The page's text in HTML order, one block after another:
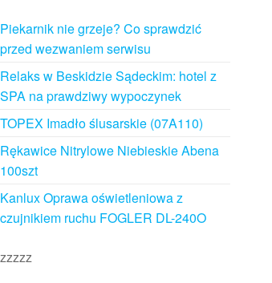
Piekarnik nie grzeje? Co sprawdzić
przed wezwaniem serwisu
Relaks w Beskidzie Sądeckim: hotel z
SPA na prawdziwy wypoczynek
TOPEX Imadło ślusarskie (07A110)
Rękawice Nitrylowe Niebieskie Abena
100szt
Kanlux Oprawa oświetleniowa z
czujnikiem ruchu FOGLER DL-240O
zzzzz